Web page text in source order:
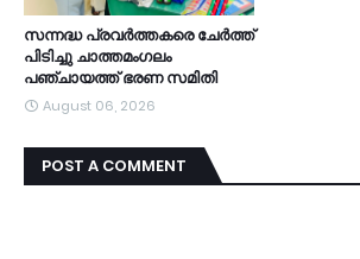
സന്നദ്ധ പ്രവർത്തകരെ ചേർത്ത്
പിടിച്ചു ചാത്തമംഗലം
പഞ്ചായത്ത്‌ ഭരണ സമിതി
August 06, 2026
POST A COMMENT